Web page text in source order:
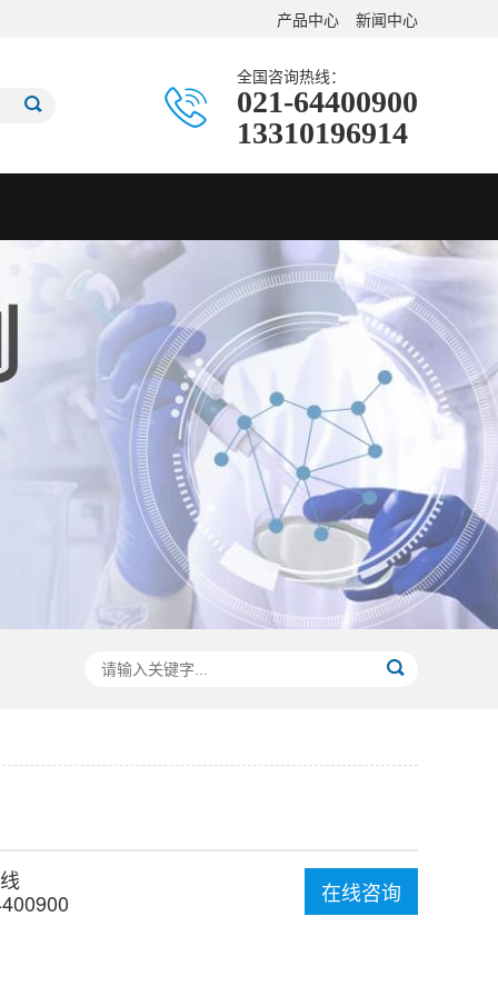
产品中心 新闻中心
全国咨询热线：
021-64400900
13310196914
在线咨询